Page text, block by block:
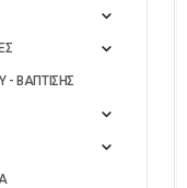
- ΒΑΠΤΙΣΗΣ